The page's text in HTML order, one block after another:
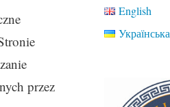
przez
English
Українська